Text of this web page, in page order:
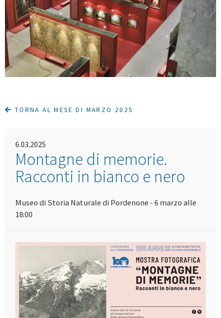
TORNA AL MESE DI MARZO 2025
6.03.2025
Montagne di memorie.
Racconti in bianco e nero
Museo di Storia Naturale di Pordenone - 6 marzo alle
18:00